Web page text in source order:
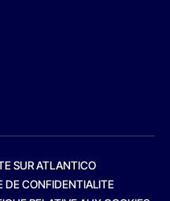
SUR ATLANTICO
DE CONFIDENTIALITE